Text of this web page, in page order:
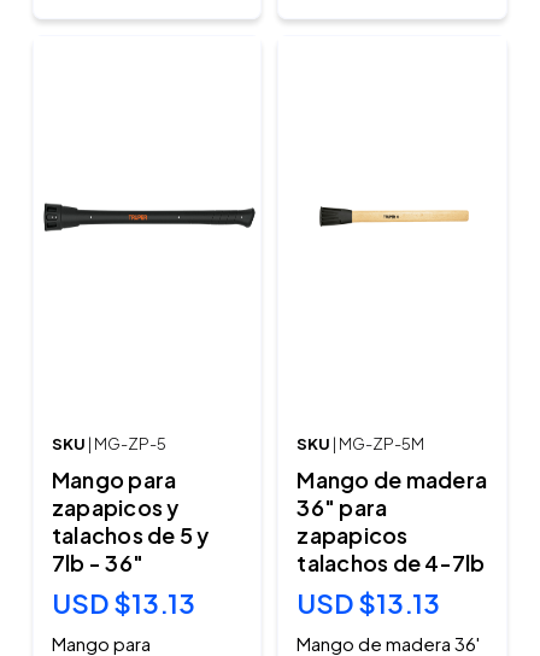
SKU | MG-ZP-5
Mango para
zapapicos y
talachos de 5 y
7lb - 36"
USD $13.13
Mango para
SKU | MG-ZP-5M
Mango de madera
36" para
zapapicos
talachos de 4-7lb
USD $13.13
Mango de madera 36'